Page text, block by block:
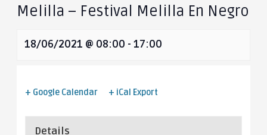
Melilla – Festival Melilla En Negro
18/06/2021 @ 08:00 - 17:00
+ Google Calendar + iCal Export
Details